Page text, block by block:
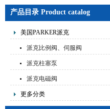
产品目录 Product catalog
美国PARKER派克
派克比例阀、伺服阀
派克柱塞泵
派克电磁阀
更多分类